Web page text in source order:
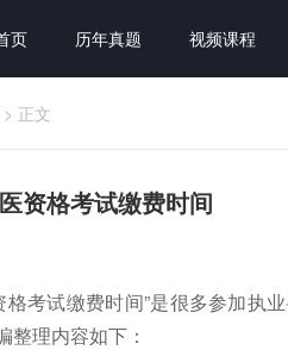
页 历年真题 视频课程
> 正文
资格考试缴费时间
格考试缴费时间”是很多参加执
整理内容如下：